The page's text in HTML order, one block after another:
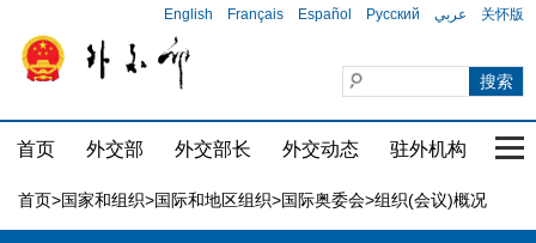
English Français Español Русский عربي 关怀版
首页 外交部 外交部长 外交动态 驻外机构 国
首页>国家和组织>国际和地区组织>国际奥委会>组织(会议)概况